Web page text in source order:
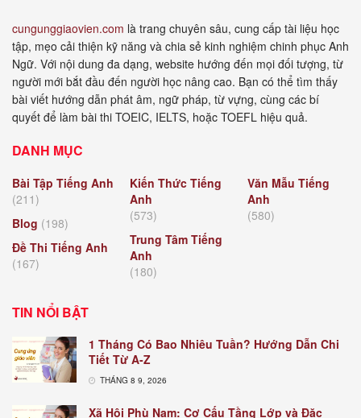
cungunggiaovien.com là trang chuyên sâu, cung cấp tài liệu học
tập, mẹo cải thiện kỹ năng và chia sẻ kinh nghiệm chinh phục Anh
Ngữ. Với nội dung đa dạng, website hướng đến mọi đối tượng, từ
người mới bắt đầu đến người học nâng cao. Bạn có thể tìm thấy
bài viết hướng dẫn phát âm, ngữ pháp, từ vựng, cùng các bí
quyết để làm bài thi TOEIC, IELTS, hoặc TOEFL hiệu quả.
DANH MỤC
Bài Tập Tiếng Anh
(211)
Blog (198)
Đề Thi Tiếng Anh
(167)
Kiến Thức Tiếng
Anh
(573)
Trung Tâm Tiếng
Anh
(180)
Văn Mẫu Tiếng
Anh
(580)
TIN NỔI BẬT
1 Tháng Có Bao Nhiêu Tuần? Hướng Dẫn Chi
Tiết Từ A-Z
THÁNG 8 9, 2026
Xã Hội Phù Nam: Cơ Cấu Tầng Lớp và Đặc